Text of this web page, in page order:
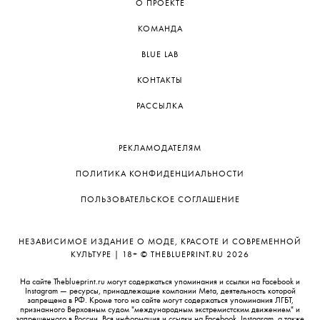
О ПРОЕКТЕ
КОМАНДА
BLUE LAB
КОНТАКТЫ
РАССЫЛКА
РЕКЛАМОДАТЕЛЯМ
ПОЛИТИКА КОНФИДЕНЦИАЛЬНОСТИ
ПОЛЬЗОВАТЕЛЬСКОЕ СОГЛАШЕНИЕ
НЕЗАВИСИМОЕ ИЗДАНИЕ О МОДЕ, КРАСОТЕ И СОВРЕМЕННОЙ
КУЛЬТУРЕ | 18+ © THEBLUEPRINT.RU 2026
На сайте Theblueprint.ru могут содержаться упоминания и ссылки на Facebook и
Instagram — ресурсы, принадлежащие компании Meta, деятельность которой
запрещена в РФ. Кроме того на сайте могут содержаться упоминания ЛГБТ,
признанного Верховным судом "международным экстремистским движением" и